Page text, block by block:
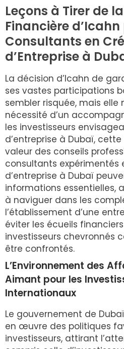
Leçons à Tirer de
Financière
Consultants en
d’Entreprise à
La décision d’Icahn de
ses vastes participations
sembler risquée, mais elle
nécessité d’un
les investisseurs
d’entreprise à Dubaï,
valeur des conseils
consultants expérimentés
d’entreprise à Dubaï
informations essentielles,
à naviguer dans les
l’établissement d’une
éviter les écueils
investisseurs chevronnés
être confrontés.
L’Environnement des
Aimant pour les
Internationaux
Le gouvernement de
en œuvre des politiques
investisseurs, attirant